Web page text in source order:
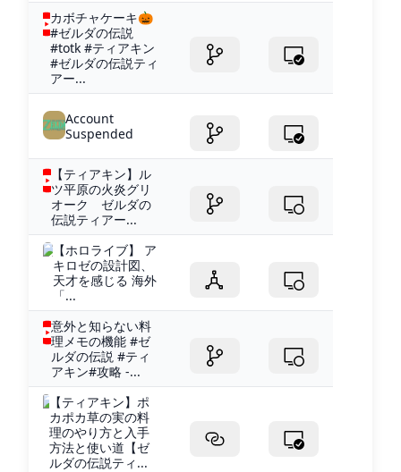
カボチャケーキ🎃
#ゼルダの伝説
#totk #ティアキン
#ゼルダの伝説ティ
アー...
Account
Suspended
【ティアキン】ル
ツ平原の火炎グリ
オーク ゼルダの
伝説ティアー...
【ホロライブ】 ア
キロゼの設計図、
天才を感じる 海外
「...
意外と知らない料
理メモの機能 #ゼ
ルダの伝説 #ティ
アキン#攻略 -...
【ティアキン】ポ
カポカ草の実の料
理のやり方と入手
方法と使い道【ゼ
ルダの伝説ティ...